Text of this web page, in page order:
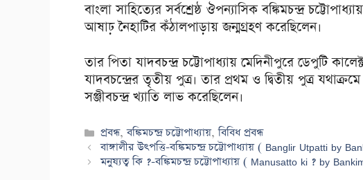
বাংলা সাহিত্যের সর্বশ্রেষ্ঠ ঔপন্যাসিক বঙ্কিমচন্দ্র
আষাঢ় নৈহাটির কঁঠালপাড়ায় জন্মগ্রহণ করেছিলেন।
তার পিতা যাদবচন্দ্র চট্টোপাধ্যায় মেদিনীপুরে ডেপুটি
যাদবচন্দ্রের তৃতীয় পুত্র। তার প্রথম ও দ্বিতীয় পুত্র
সঞ্জীবচন্দ্র খ্যাতি লাভ করেছিলেন।
Categories
প্রবন্ধ,বঙ্কিমচন্দ্র চট্টোপাধ্যায়,বিবিধ প্রবন্ধ
বাঙ্গালীর উৎপত্তি-বঙ্কিমচন্দ্র চট্টোপাধ্যায় ( Banglir Utpatti by
মনুষ্যত্ব কি ?-বঙ্কিমচন্দ্র চট্টোপাধ্যায় ( Manusatto ki ? by